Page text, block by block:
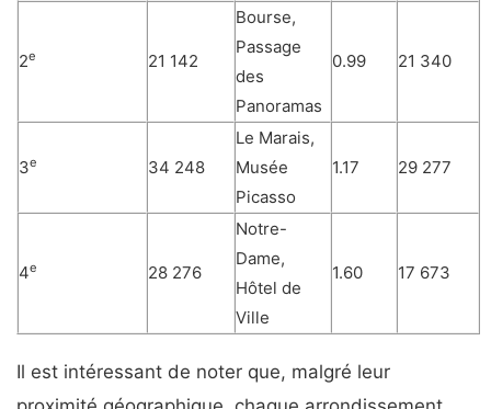
2e 21 142
Bourse,
Passage
des
Panoramas
0.99 21 340
3e 34 248
Le Marais,
Musée
Picasso
1.17 29 277
4e 28 276
Notre-
Dame,
Hôtel de
Ville
1.60 17 673
Il est intéressant de noter que, malgré leur